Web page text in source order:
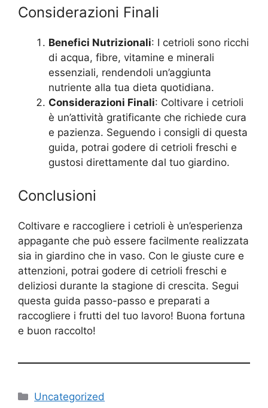
Considerazioni Finali
Benefici Nutrizionali: I cetrioli sono ricchi
di acqua, fibre, vitamine e minerali
essenziali, rendendoli un’aggiunta
nutriente alla tua dieta quotidiana.
Considerazioni Finali: Coltivare i cetrioli
è un’attività gratificante che richiede cura
e pazienza. Seguendo i consigli di questa
guida, potrai godere di cetrioli freschi e
gustosi direttamente dal tuo giardino.
Conclusioni
Coltivare e raccogliere i cetrioli è un’esperienza
appagante che può essere facilmente realizzata
sia in giardino che in vaso. Con le giuste cure e
attenzioni, potrai godere di cetrioli freschi e
deliziosi durante la stagione di crescita. Segui
questa guida passo-passo e preparati a
raccogliere i frutti del tuo lavoro! Buona fortuna
e buon raccolto!
Categories
Uncategorized